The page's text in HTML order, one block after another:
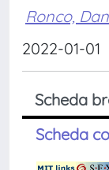
Ronco,
2022-01-01
Scheda
Scheda